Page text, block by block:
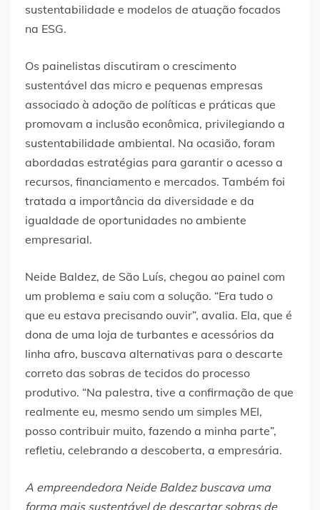
sustentabilidade e modelos de atuação focados
na ESG.
Os painelistas discutiram o crescimento
sustentável das micro e pequenas empresas
associado à adoção de políticas e práticas que
promovam a inclusão econômica, privilegiando a
sustentabilidade ambiental. Na ocasião, foram
abordadas estratégias para garantir o acesso a
recursos, financiamento e mercados. Também foi
tratada a importância da diversidade e da
igualdade de oportunidades no ambiente
empresarial.
Neide Baldez, de São Luís, chegou ao painel com
um problema e saiu com a solução. “Era tudo o
que eu estava precisando ouvir”, avalia. Ela, que é
dona de uma loja de turbantes e acessórios da
linha afro, buscava alternativas para o descarte
correto das sobras de tecidos do processo
produtivo. “Na palestra, tive a confirmação de que
realmente eu, mesmo sendo um simples MEI,
posso contribuir muito, fazendo a minha parte”,
refletiu, celebrando a descoberta, a empresária.
A empreendedora Neide Baldez buscava uma
forma mais sustentável de descartar sobras de